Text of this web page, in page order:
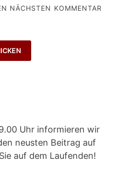
NÄCHSTEN KOMMENTAR
Uhr informieren wir
neusten Beitrag auf
auf dem Laufenden!